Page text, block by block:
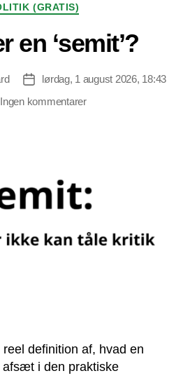
(GRATIS)
en ‘semit’?
Indlægsdato
lørdag, 1 august 2026, 18:43
Ingen kommentarertil
definition af, hvad en
afsæt i den praktiske